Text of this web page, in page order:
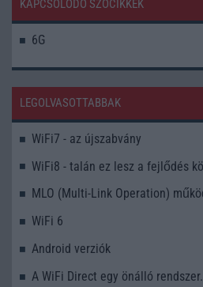
KAPCSOLÓDÓ SZÓCIKKEK
6G
LEGOLVASOTTABBAK
WiFi7 - az újszabvány
WiFi8 - talán ez lesz a fejlődés
MLO (Multi-Link Operation)
WiFi 6
Android verziók
A WiFi Direct egy önálló